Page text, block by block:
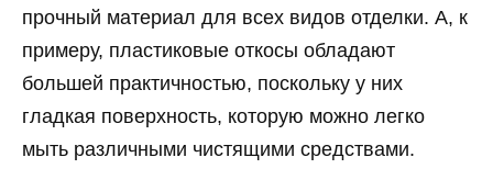
прочный материал для всех видов отделки. А, к
примеру, пластиковые откосы обладают
большей практичностью, поскольку у них
гладкая поверхность, которую можно легко
мыть различными чистящими средствами.